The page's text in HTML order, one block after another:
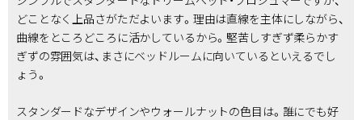
どことなく上品さがただよいます。理由は直線を主体にしながら、
曲線をところどころに活かしているから。堅苦しすぎず柔らかす
ぎずの雰囲気は、まさにベッドルームに向いているといえるでし
ょう。
スタンダードなデザインやウォールナットの色目は。誰にでも好